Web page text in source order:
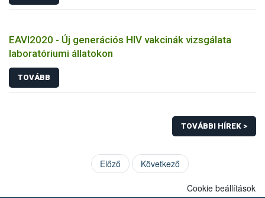
EAVI2020 - Új generációs HIV vakcinák vizsgálata
laboratóriumi állatokon
TOVÁBB
TOVÁBBI HÍREK >
Előző Következő
Cookie beállítások